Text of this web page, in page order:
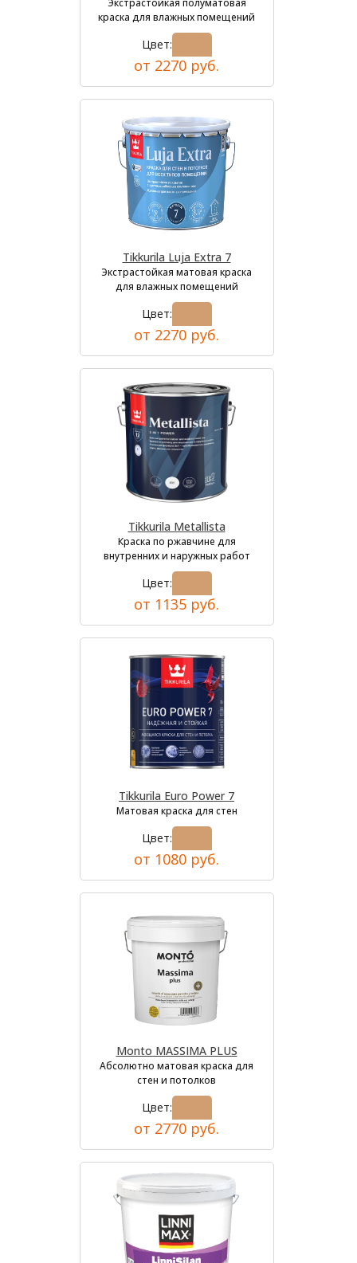
Экстрастойкая полуматовая
краска для влажных помещений
Цвет:
от 2270 руб.
Tikkurila Luja Extra 7
Экстрастойкая матовая краска
для влажных помещений
Цвет:
от 2270 руб.
Tikkurila Metallista
Краска по ржавчине для
внутренних и наружных работ
Цвет:
от 1135 руб.
Tikkurila Euro Power 7
Матовая краска для стен
Цвет:
от 1080 руб.
Monto MASSIMA PLUS
Абсолютно матовая краска для
стен и потолков
Цвет:
от 2770 руб.